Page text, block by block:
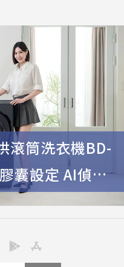
滾筒洗衣機BD-
囊設定 AI偵測